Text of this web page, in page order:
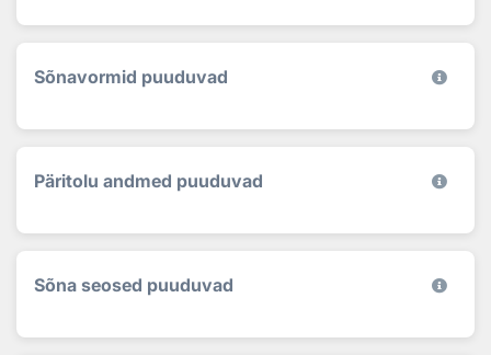
Sõnavormid puuduvad
Päritolu andmed puuduvad
Sõna seosed puuduvad